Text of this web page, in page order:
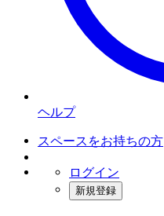
ヘルプ
スペースをお持ちの方
ログイン
新規登録